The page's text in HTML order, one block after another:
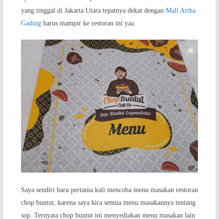
yang tinggal di Jakarta Utara tepatnya dekat dengan Mall Artha
Gadingharus mampir ke restoran ini yaa.
Saya sendiri baru pertama kali mencoba menu masakan restoran
chop buntut, karena saya kira semua menu masakannya tentang
sop. Ternyata chop buntut ini menyediakan menu masakan lain